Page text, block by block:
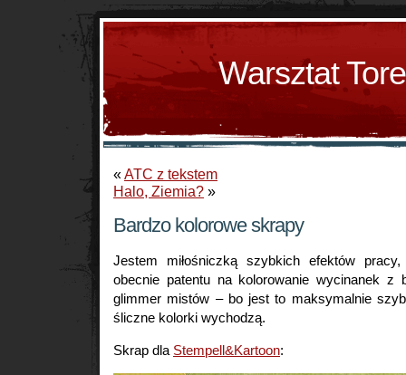
Warsztat
«ATC z tekstem
Halo, Ziemia? »
Bardzo kolorowe skrapy
Jestem miłośniczką szybkich efektów
obecnie patentu na kolorowanie wycinanek z
glimmer mistów – bo jest to maksymalnie
śliczne kolorki wychodzą.
Skrap dla Stempell&Kartoon: